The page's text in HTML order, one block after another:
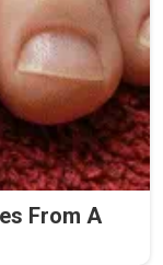
From A